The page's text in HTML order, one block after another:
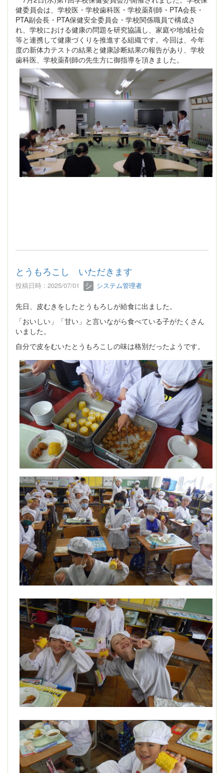
健委員会は、学校医・学校歯科医・学校薬剤師・PTA会長・
PTA副会長・PTA保健安全委員会・学校関係職員で構成さ
れ、学校における健康の問題を研究協議し、家庭や地域社会
等と連携して健康づくりを推進する組織です。今回は、今年
度の新体力テストの結果と健康診断結果の報告があり、学校
歯科医、学校薬剤師の先生方に御指導を頂きました。
とうもろこし いただきます
投稿日時 : 2025/07/01 システム管理者
先日、皮むきをしたとうもろしが給食に出ました。
「おいしい」「甘い」と言いながら食べている子がたくさん
いました。
自分で皮をむいたとうもろこしの味は格別だったようです。